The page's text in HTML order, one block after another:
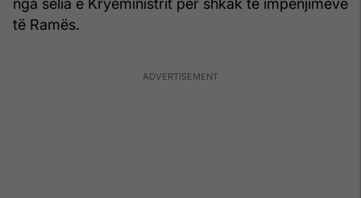
nga selia e Kryeministrit për shkak të impenjimeve
të Ramës.